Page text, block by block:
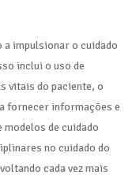
a impulsionar o cuidado
inclui o uso de
vitais do paciente, o
fornecer informações e
de cuidado
no cuidado do
cada vez mais